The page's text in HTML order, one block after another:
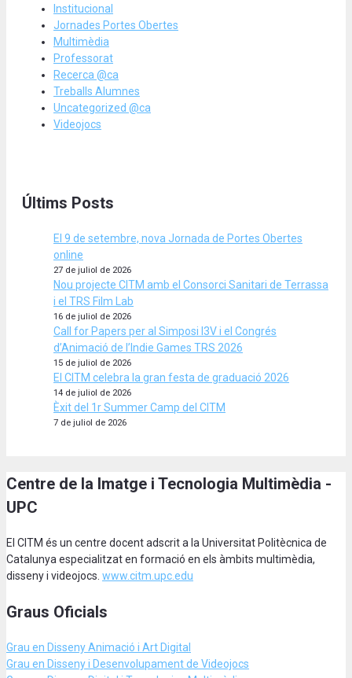
Institucional
Jornades Portes Obertes
Multimèdia
Professorat
Recerca @ca
Treballs Alumnes
Uncategorized @ca
Videojocs
Últims Posts
El 9 de setembre, nova Jornada de Portes Obertes
online
27 de juliol de 2026
Nou projecte CITM amb el Consorci Sanitari de Terrassa
i el TRS Film Lab
16 de juliol de 2026
Call for Papers per al Simposi I3V i el Congrés
d’Animació de l’Indie Games TRS 2026
15 de juliol de 2026
El CITM celebra la gran festa de graduació 2026
14 de juliol de 2026
Èxit del 1r Summer Camp del CITM
7 de juliol de 2026
Centre de la Imatge i Tecnologia Multimèdia -
UPC
El CITM és un centre docent adscrit a la Universitat Politècnica de
Catalunya especialitzat en formació en els àmbits multimèdia,
disseny i videojocs. www.citm.upc.edu
Graus Oficials
Grau en Disseny Animació i Art Digital
Grau en Disseny i Desenvolupament de Videojocs